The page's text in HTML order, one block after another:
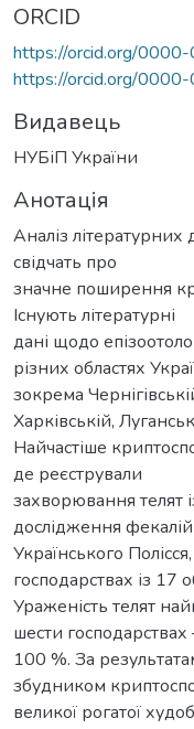
ORCID
https://orcid.org/
https://orcid.org/
Видавець
НУБіП України
Анотація
Аналіз літературних
свідчать про
значне поширення
Існують літературні
дані щодо
різних областях
зокрема
Харківській,
Найчастіше
де реєстрували
захворювання телят
дослідження фекалій
Українського
господарствах із 17
Ураженість телят
шести господарствах
100 %. За
збудником
великої рогатої